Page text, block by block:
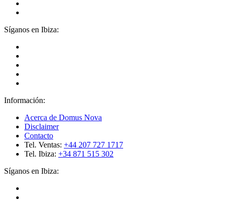
Síganos en Ibiza:
Información:
Acerca de Domus Nova
Disclaimer
Contacto
Tel. Ventas: +44 207 727 1717
Tel. Ibiza: +34 871 515 302
Síganos en Ibiza: